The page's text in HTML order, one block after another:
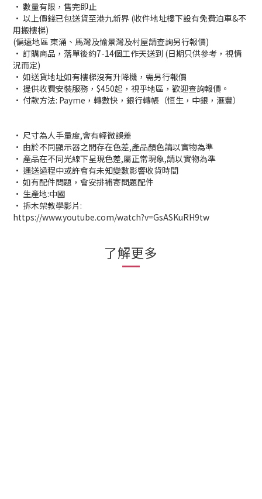
• 數量有限，售完即止
• 以上價錢已包送貨至港九新界 (收件地址樓下設有免費泊車&不
用搬樓梯)
(偏遠地區 東涌、馬灣及愉景灣及村屋請查詢另行報價)
• 訂購商品，落單後約7-14個工作天送到 (日期只供參考，視情
況而定)
• 如送貨地址如有樓梯沒有升降機，需另行報價
• 提供收費安裝服務，$450起，視乎地區，歡迎查詢報價。
• 付款方法: Payme，轉數快，銀行轉帳（恒生，中銀，滙豐）
• 尺寸為人手量度,會有輕微誤差
• 由於不同顯示器之間存在色差,產品顏色請以實物為準
• 產品在不同光線下呈現色差,屬正常現象,請以實物為準
• 運送過程中或許會有未知變數影響收貨時間
• 如有配件問題，會安排補寄問題配件
• 生產地:中國
• 拆木架教學影片:
https://www.youtube.com/watch?v=GsASKuRH9tw
了解更多